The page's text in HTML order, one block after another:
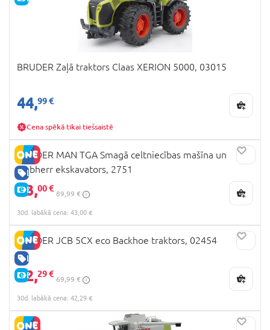
BRUDER Zaļā traktors Claas XERION 5000, 03015
44,99 €
Cena spēkā tikai tiešsaistē
LABA CENA
E-CENA
BRUDER MAN TGA Smagā celtniecības mašīna un
Liebherr ekskavators, 2751
43,00 €
89,99 €
30d. labākā cena: 43,00 €
LABA CENA
E-CENA
BRUDER JCB 5CX eco Backhoe traktors, 02454
42,29 €
69,99 €
30d. labākā cena: 42,29 €